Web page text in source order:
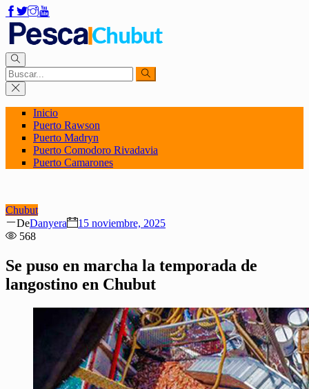
Inicio
Puerto Rawson
Puerto Madryn
Puerto Comodoro Rivadavia
Puerto Camarones
Chubut
DeAuthor
Danyera
Posted
15 noviembre, 2025
568
Se puso en marcha la temporada de
langostino en Chubut